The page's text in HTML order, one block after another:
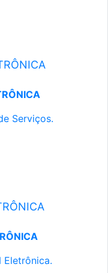
Serviços.
Eletrônica.